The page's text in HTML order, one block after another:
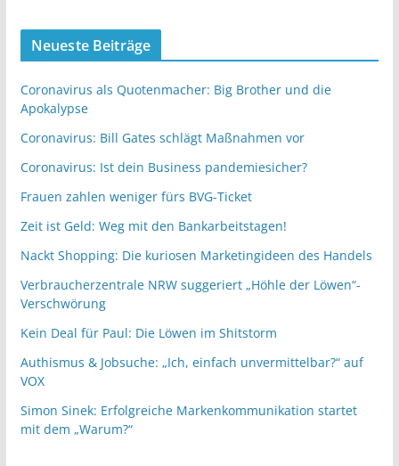
Neueste Beiträge
Coronavirus als Quotenmacher: Big Brother und die
Apokalypse
Coronavirus: Bill Gates schlägt Maßnahmen vor
Coronavirus: Ist dein Business pandemiesicher?
Frauen zahlen weniger fürs BVG-Ticket
Zeit ist Geld: Weg mit den Bankarbeitstagen!
Nackt Shopping: Die kuriosen Marketingideen des Handels
Verbraucherzentrale NRW suggeriert „Höhle der Löwen“-
Verschwörung
Kein Deal für Paul: Die Löwen im Shitstorm
Authismus & Jobsuche: „Ich, einfach unvermittelbar?“ auf
VOX
Simon Sinek: Erfolgreiche Markenkommunikation startet
mit dem „Warum?“